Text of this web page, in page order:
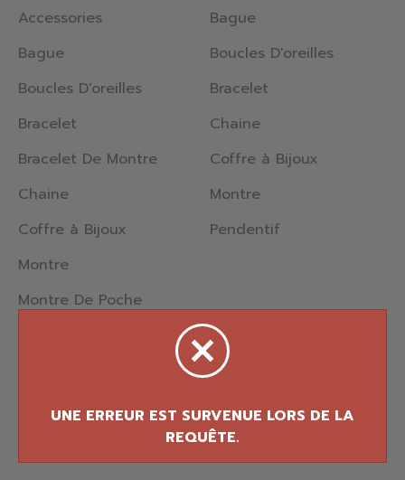
Accessories
Bague
Boucles D'oreilles
Bracelet
Bracelet De Montre
Chaine
Coffre à Bijoux
Montre
Montre De Poche
Nettoyeur
Bague
Boucles D'oreilles
Bracelet
Chaine
Coffre à Bijoux
Montre
Pendentif
© 2026 Bijouterie Fortier Design. Tous droits
réservés.